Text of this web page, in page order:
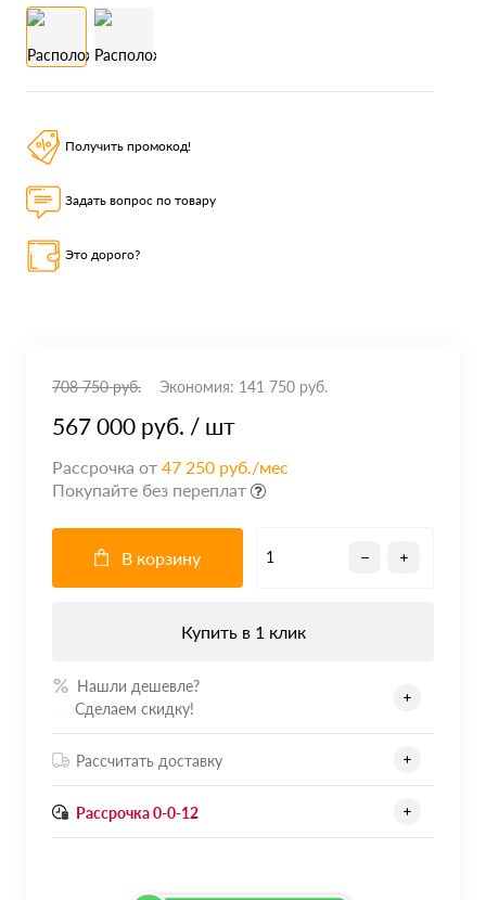
Получить промокод!
Задать вопрос по товару
Это дорого?
708 750 руб. Экономия: 141 750 руб.
567 000 руб. / шт
Рассрочка от 47 250 руб./мес
Покупайте без переплат
В корзину
Купить в 1 клик
Нашли дешевле?
Сделаем скидку!
Рассчитать доставку
Рассрочка 0-0-12